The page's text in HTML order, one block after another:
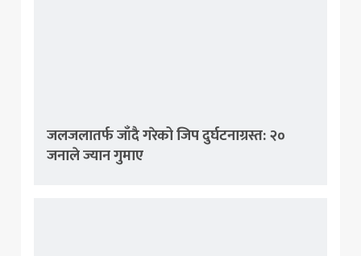
जलजलातर्फ जाँदै गरेको जिप दुर्घटनाग्रस्त: २०
जनाले ज्यान गुमाए